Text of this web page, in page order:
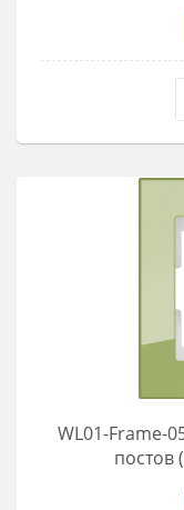
WL01-Frame-
постов